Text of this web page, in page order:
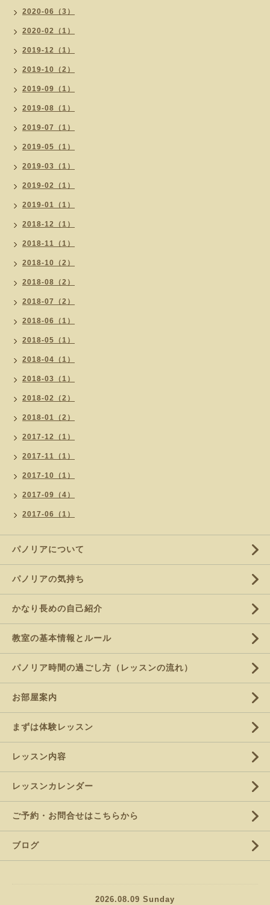
2020-06（3）
2020-02（1）
2019-12（1）
2019-10（2）
2019-09（1）
2019-08（1）
2019-07（1）
2019-05（1）
2019-03（1）
2019-02（1）
2019-01（1）
2018-12（1）
2018-11（1）
2018-10（2）
2018-08（2）
2018-07（2）
2018-06（1）
2018-05（1）
2018-04（1）
2018-03（1）
2018-02（2）
2018-01（2）
2017-12（1）
2017-11（1）
2017-10（1）
2017-09（4）
2017-06（1）
パノリアについて
パノリアの気持ち
かなり長めの自己紹介
教室の基本情報とルール
パノリア時間の過ごし方（レッスンの流れ）
お部屋案内
まずは体験レッスン
レッスン内容
レッスンカレンダー
ご予約・お問合せはこちらから
ブログ
2026.08.09 Sunday